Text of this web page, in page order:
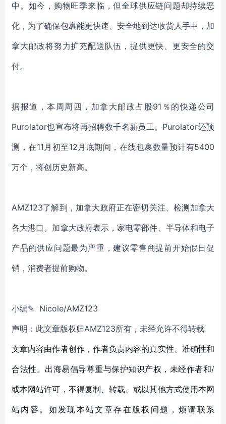
中。如今，购物旺季来临，但全球供应链问题却持续恶
化，为了确保包裹能更快速、安全地到达收货人手中，加
拿大邮政将努力扩充配送队伍，提供更快、更安全的交
付。
据报道，本周周四，加拿大邮政占股91％的快递公司
Purolator也宣布将再招聘数千名新员工。Purolator还预
测，在11月初至12月底期间，在线包裹数量预计有5400
万个，将创历史新高。
AMZ123了解到，加拿大政府正在密切关注、检测加拿大
各大港口。加拿大政府表示，家电零部件、半导体和电子
产品的供应问题最为严重，建议零售商提前开始假日促
销，消费者提前购物。
小编✎ Nicole/AMZ123
声明：此文章版权归AMZ123所有，未经允许不得转载
文章内容由作者创作，作者负责内容的真实性、准确性和
合法性。出海易倡导尊重与保护知识产权，未经作者和/
或本网站许可，不得复制、转载、或以其他方式使用本网
站内容。如发现本站文章存在版权问题，烦请联系